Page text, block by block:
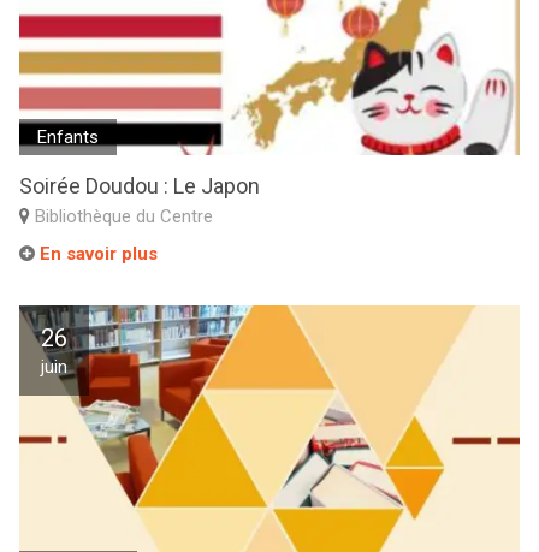
Enfants
Soirée Doudou : Le Japon
Bibliothèque du Centre
En savoir plus
26
juin